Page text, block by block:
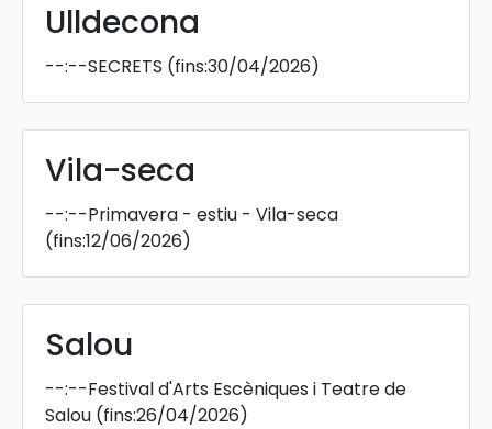
Ulldecona
--:--SECRETS (fins:30/04/2026)
Vila-seca
--:--Primavera - estiu - Vila-seca
(fins:12/06/2026)
Salou
--:--Festival d'Arts Escèniques i Teatre de
Salou (fins:26/04/2026)